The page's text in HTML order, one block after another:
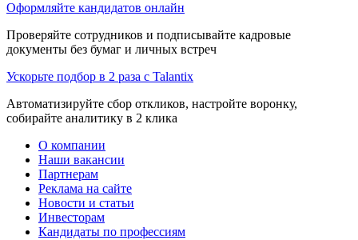
Оформляйте кандидатов онлайн
Проверяйте сотрудников и подписывайте кадровые
документы без бумаг и личных встреч
Ускорьте подбор в 2 раза с Talantix
Автоматизируйте сбор откликов, настройте воронку,
собирайте аналитику в 2 клика
О компании
Наши вакансии
Партнерам
Реклама на сайте
Новости и статьи
Инвесторам
Кандидаты по профессиям